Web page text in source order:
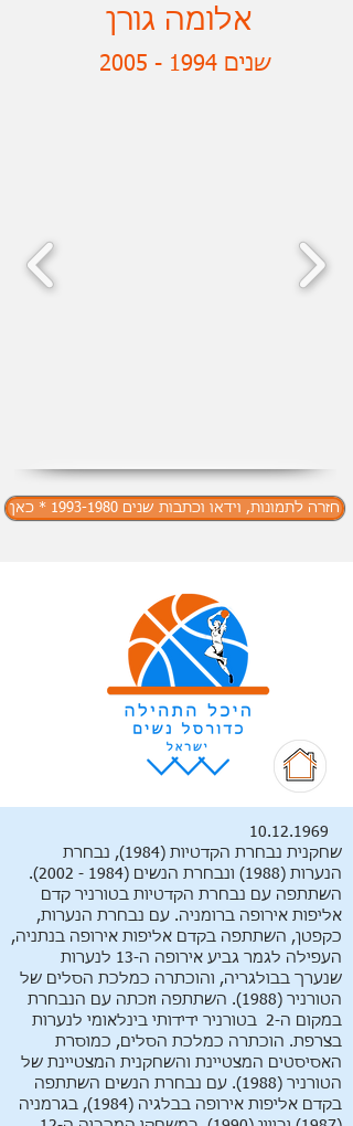
אלומה גורן
שנים 1994 - 2005
חזרה לתמונות, וידאו וכתבות שנים 1993-1980 * כאן
10.12.1969
שחקנית נבחרת הקדטיות (1984), נבחרת
הנערות (1988) ונבחרת הנשים
(1984 - 2002)
.
השתתפה עם נבחרת הקדטיות בטורניר קדם
אליפות אירופה ברומניה. עם נבחרת הנערות,
כקפטן, השתתפה בקדם אליפות אירופה בנתניה,
העפילה לגמר גביע אירופה ה-13 לנערות
שנערך בבולגריה, והוכתרה כמלכת הסלים של
הטורניר (1988). השתתפה וזכתה עם הנבחרת
במקום ה-2 בטורניר ידידותי בינלאומי לנערות
בצרפת. הוכתרה כמלכת הסלים, כמוסרת
האסיסטים המצטיינת והשחקנית המצטיינת של
הטורניר (1988). עם נבחרת הנשים השתתפה
בקדם אליפות אירופה בבלגיה (1984), בגרמניה